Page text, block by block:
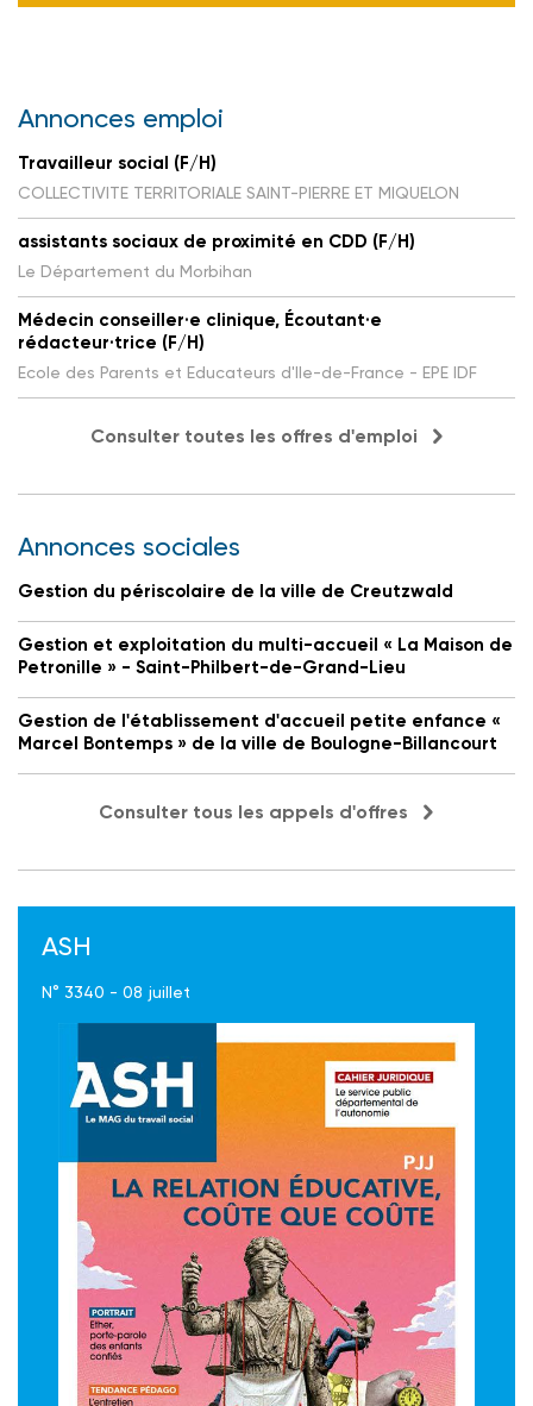
Annonces emploi
Travailleur social (F/H)
COLLECTIVITE TERRITORIALE SAINT-PIERRE ET MIQUELON
assistants sociaux de proximité en CDD (F/H)
Le Département du Morbihan
Médecin conseiller·e clinique, Écoutant·e
rédacteur·trice (F/H)
Ecole des Parents et Educateurs d'Ile-de-France - EPE IDF
Consulter toutes les offres d'emploi
Annonces sociales
Gestion du périscolaire de la ville de Creutzwald
Gestion et exploitation du multi-accueil « La Maison de
Petronille » - Saint-Philbert-de-Grand-Lieu
Gestion de l'établissement d'accueil petite enfance «
Marcel Bontemps » de la ville de Boulogne-Billancourt
Consulter tous les appels d'offres
ASH
N° 3340 - 08 juillet